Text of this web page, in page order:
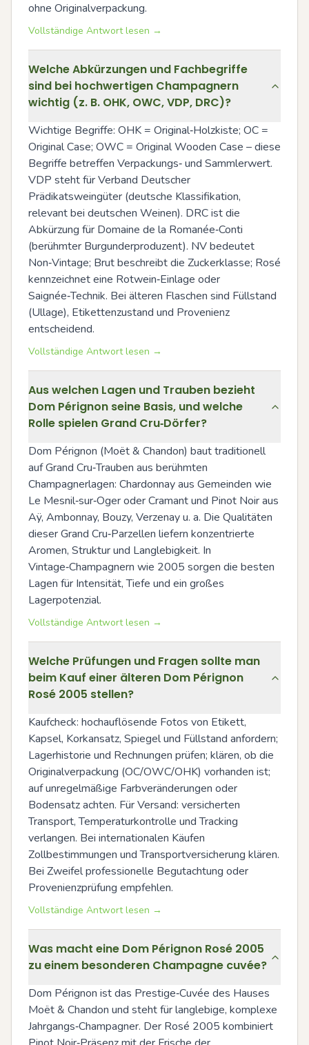
ohne Originalverpackung.
Vollständige Antwort lesen →
Welche Abkürzungen und Fachbegriffe
sind bei hochwertigen Champagnern
wichtig (z. B. OHK, OWC, VDP, DRC)?
Wichtige Begriffe: OHK = Original‑Holzkiste; OC =
Original Case; OWC = Original Wooden Case – diese
Begriffe betreffen Verpackungs‑ und Sammlerwert.
VDP steht für Verband Deutscher
Prädikatsweingüter (deutsche Klassifikation,
relevant bei deutschen Weinen). DRC ist die
Abkürzung für Domaine de la Romanée‑Conti
(berühmter Burgunderproduzent). NV bedeutet
Non‑Vintage; Brut beschreibt die Zuckerklasse; Rosé
kennzeichnet eine Rotwein‑Einlage oder
Saignée‑Technik. Bei älteren Flaschen sind Füllstand
(Ullage), Etikettenzustand und Provenienz
entscheidend.
Vollständige Antwort lesen →
Aus welchen Lagen und Trauben bezieht
Dom Pérignon seine Basis, und welche
Rolle spielen Grand Cru‑Dörfer?
Dom Pérignon (Moët & Chandon) baut traditionell
auf Grand Cru‑Trauben aus berühmten
Champagnerlagen: Chardonnay aus Gemeinden wie
Le Mesnil‑sur‑Oger oder Cramant und Pinot Noir aus
Aÿ, Ambonnay, Bouzy, Verzenay u. a. Die Qualitäten
dieser Grand Cru‑Parzellen liefern konzentrierte
Aromen, Struktur und Langlebigkeit. In
Vintage‑Champagnern wie 2005 sorgen die besten
Lagen für Intensität, Tiefe und ein großes
Lagerpotenzial.
Vollständige Antwort lesen →
Welche Prüfungen und Fragen sollte man
beim Kauf einer älteren Dom Pérignon
Rosé 2005 stellen?
Kaufcheck: hochauflösende Fotos von Etikett,
Kapsel, Korkansatz, Spiegel und Füllstand anfordern;
Lagerhistorie und Rechnungen prüfen; klären, ob die
Originalverpackung (OC/OWC/OHK) vorhanden ist;
auf unregelmäßige Farbveränderungen oder
Bodensatz achten. Für Versand: versicherten
Transport, Temperaturkontrolle und Tracking
verlangen. Bei internationalen Käufen
Zollbestimmungen und Transportversicherung klären.
Bei Zweifel professionelle Begutachtung oder
Provenienzprüfung empfehlen.
Vollständige Antwort lesen →
Was macht eine Dom Pérignon Rosé 2005
zu einem besonderen Champagne cuvée?
Dom Pérignon ist das Prestige‑Cuvée des Hauses
Moët & Chandon und steht für langlebige, komplexe
Jahrgangs‑Champagner. Der Rosé 2005 kombiniert